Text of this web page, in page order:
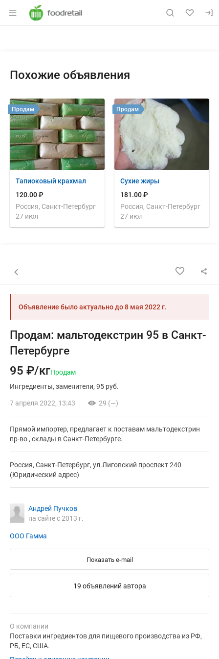
Раздел навигации по сайту
Похожие объявления
Тапиоковый крахмал
120.00 ₽
Россия, Санкт-Петербург
27 июл
Продам
Сухие жиры
181.00 ₽
Россия, Санкт-Петербург
27 июл
Продам
Назад к списку объявлений
Объявление было актуально до8 мая 2022 г.
Продам: мальтодекстрин 95 в Санкт-
Петербурге
95 ₽/кгПродам
Ингредиенты заменители 95 руб.
7 апреля 2022, 13:43 29 (—)
Прямой импортер, предлагает к поставам мальтодекстрин
пр-во , склады в Санкт-Петербурге.
Россия, Санкт-Петербург, ул.Лиговский проспект 240
(Юридический адрес)
Андрей Пучков
на сайте с 2013 г.
ООО Гамма
Показать e-mail
19 объявлений автора
О компании
Поставки ингредиентов для пищевого производства из РФ,
РБ, ЕС, США.